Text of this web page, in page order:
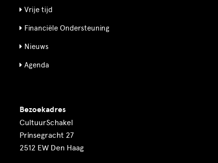
Vrije tijd
Financiële Ondersteuning
Nieuws
Agenda
Bezoekadres
CultuurSchakel
Prinsegracht 27
2512 EW Den Haag